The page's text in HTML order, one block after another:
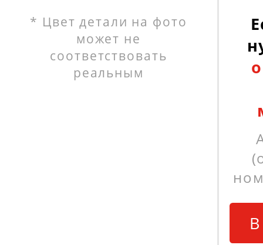
* Цвет детали на фото
может не
соответствовать
реальным